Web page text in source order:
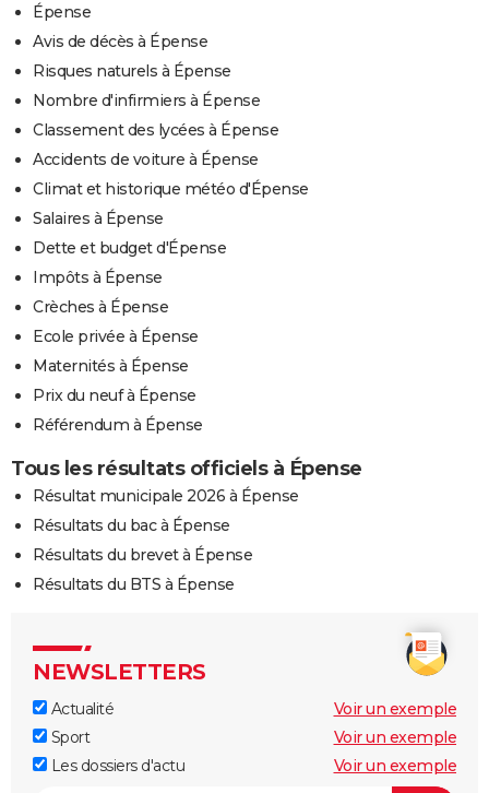
Épense
Avis de décès à Épense
Risques naturels à Épense
Nombre d'infirmiers à Épense
Classement des lycées à Épense
Accidents de voiture à Épense
Climat et historique météo d'Épense
Salaires à Épense
Dette et budget d'Épense
Impôts à Épense
Crèches à Épense
Ecole privée à Épense
Maternités à Épense
Prix du neuf à Épense
Référendum à Épense
Tous les résultats officiels à Épense
Résultat municipale 2026 à Épense
Résultats du bac à Épense
Résultats du brevet à Épense
Résultats du BTS à Épense
NEWSLETTERS
Actualité
Voir un exemple
Sport
Voir un exemple
Les dossiers d'actu
Voir un exemple